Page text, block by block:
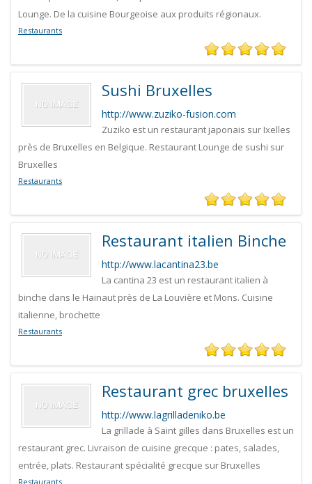
Lounge. De la cuisine Bourgeoise aux produits régionaux.
Restaurants
Sushi Bruxelles
http://www.zuziko-fusion.com
Zuziko est un restaurant japonais sur Ixelles
près de Bruxelles en Belgique. Restaurant Lounge de sushi sur
Bruxelles
Restaurants
Restaurant italien Binche
http://www.lacantina23.be
La cantina 23 est un restaurant italien à
binche dans le Hainaut près de La Louvière et Mons. Cuisine
italienne, brochette
Restaurants
Restaurant grec bruxelles
http://www.lagrilladeniko.be
La grillade à Saint gilles dans Bruxelles est un
restaurant grec. Livraison de cuisine grecque : pates, salades,
entrée, plats. Restaurant spécialité grecque sur Bruxelles
Restaurants